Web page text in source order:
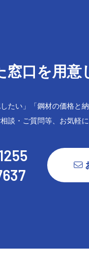
窓口を用意
たい」「鋼材の価格と
談・ご質問等、お気軽